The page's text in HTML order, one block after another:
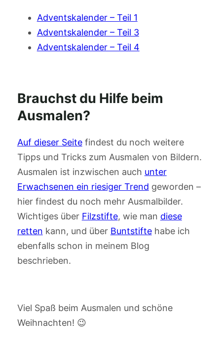
Adventskalender – Teil 1
Adventskalender – Teil 3
Adventskalender – Teil 4
Brauchst du Hilfe beim
Ausmalen?
Auf dieser Seitefindest du noch weitere
Tipps und Tricks zum Ausmalen von Bildern.
Ausmalen ist inzwischen auch unter
Erwachsenen ein riesiger Trend geworden –
hier findest du noch mehr Ausmalbilder.
Wichtiges über Filzstifte, wie man diese
retten kann, und über Buntstiftehabe ich
ebenfalls schon in meinem Blog
beschrieben.
Viel Spaß beim Ausmalen und schöne
Weihnachten! 😉